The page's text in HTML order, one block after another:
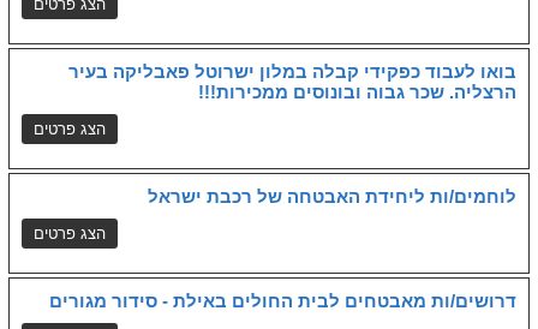
בואו לעבוד כפקידי קבלה במלון ישרוטל פאבליקה בעיר
הרצליה. שכר גבוה ובונוסים ממכירות!!!
לוחמים/ות ליחידת האבטחה של רכבת ישראל
דרושים/ות מאבטחים לבית החולים באילת - סידור מגורים